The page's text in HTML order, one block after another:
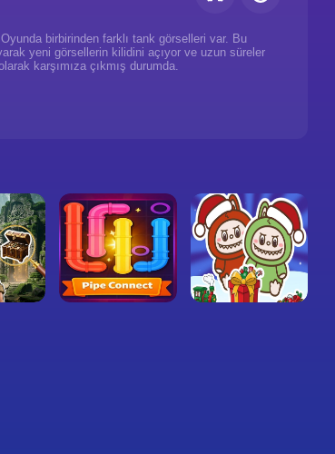
Oyunda birbirinden farklı tank görselleri var. Bu
yeni görsellerin kilidini açıyor ve uzun süreler
karşımıza çıkmış durumda.